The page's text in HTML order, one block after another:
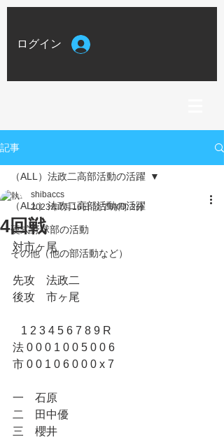
ログイン
記事
（ALL）法政二高部活動の活躍
硬式野球部の活動
その他（他の部活動など）
（ALL）法政二高部活動の活躍
4回戦
shibaccs
2023年7月16日 読了時間: 2分
対市ヶ尾
先攻　法政二
後攻　市ヶ尾
   1 2 3 4 5 6 7 8 9 R
法 0 0 0 1 0 0 5 0 0 6
市 0 0 1 0 6 0 0 0 x 7
一　石原
二　田中優
三　櫻井